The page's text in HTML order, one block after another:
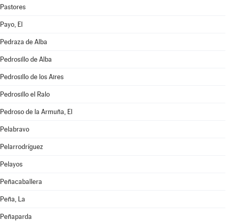
Pastores
Payo, El
Pedraza de Alba
Pedrosillo de Alba
Pedrosillo de los Aires
Pedrosillo el Ralo
Pedroso de la Armuña, El
Pelabravo
Pelarrodríguez
Pelayos
Peñacaballera
Peña, La
Peñaparda